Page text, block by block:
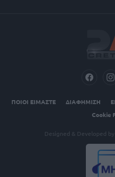
ΠΟΙΟΙ ΕΙΜΑΣΤΕ ΔΙΑΦΗΜΙΣΗ
Cookie
Designed & Developed by